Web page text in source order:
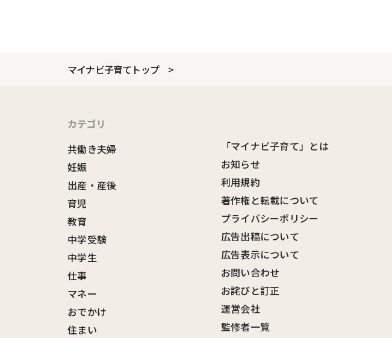
マイナビ子育てトップ
カテゴリ
共働き夫婦
妊娠
出産・産後
育児
教育
中学受験
中学生
仕事
マネー
おでかけ
住まい
「マイナビ子育て」とは
お知らせ
利用規約
著作権と転載について
プライバシーポリシー
広告出稿について
広告表示について
お問い合わせ
お詫びと訂正
運営会社
監修者一覧